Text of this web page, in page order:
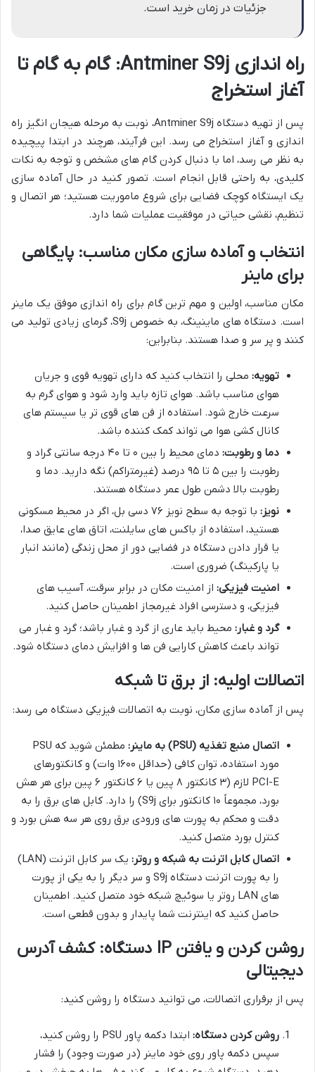
جزئیات در زمان خرید است.
راه اندازی Antminer S9j: گام به گام تا
آغاز استخراج
پس از تهیه دستگاه Antminer S9j، نوبت به مرحله هیجان انگیز راه
اندازی و آغاز استخراج می رسد. این فرآیند، هرچند در ابتدا پیچیده
به نظر می رسد، اما با دنبال کردن گام های مشخص و توجه به نکات
کلیدی، به راحتی قابل انجام است. تصور کنید در حال آماده سازی
یک ایستگاه کوچک فضایی برای شروع ماموریت هستید؛ هر اتصال و
تنظیم، نقشی حیاتی در موفقیت عملیات شما دارد.
انتخاب و آماده سازی مکان مناسب: پایگاهی
برای ماینر
مکان مناسب، اولین و مهم ترین گام برای راه اندازی موفق یک ماینر
است. دستگاه های ماینینگ، به خصوص S9j، گرمای زیادی تولید می
کنند و پر سر و صدا هستند. بنابراین:
تهویه: محلی را انتخاب کنید که دارای تهویه قوی و جریان
هوای مناسب باشد. هوای تازه باید وارد شود و هوای گرم به
سرعت خارج شود. استفاده از فن های قوی تر یا سیستم های
کانال کشی هوا می تواند کمک کننده باشد.
دما و رطوبت:
دمای محیط را بین ۰ تا ۴۰ درجه سانتی گراد و
رطوبت را بین ۵ تا ۹۵ درصد (غیرمتراکم) نگه دارید. دما و
رطوبت بالا دشمن طول عمر دستگاه هستند.
نویز:
با توجه به سطح نویز ۷۶ دسی بل، اگر در محیط مسکونی
هستید، استفاده از باکس های سایلنت، اتاق های عایق صدا،
یا قرار دادن دستگاه در فضایی دور از محل زندگی (مانند انبار
یا پارکینگ) ضروری است.
امنیت فیزیکی: از امنیت مکان در برابر سرقت، آسیب های
فیزیکی، و دسترسی افراد غیرمجاز اطمینان حاصل کنید.
گرد و غبار: محیط باید عاری از گرد و غبار باشد؛ گرد و غبار می
تواند باعث کاهش کارایی فن ها و افزایش دمای دستگاه شود.
اتصالات اولیه: از برق تا شبکه
پس از آماده سازی مکان، نوبت به اتصالات فیزیکی دستگاه می رسد:
اتصال منبع تغذیه (PSU) به ماینر:
مطمئن شوید که PSU
مورد استفاده، توان کافی (حداقل ۱۶۰۰ وات) و کانکتورهای
PCI-E لازم (۳ کانکتور ۸ پین یا ۶ کانکتور ۶ پین برای هر هش
بورد، مجموعاً ۱۰ کانکتور برای S9j) را دارد. کابل های برق را به
دقت و محکم به پورت های ورودی برق روی هر سه هش بورد و
کنترل بورد متصل کنید.
اتصال کابل اترنت به شبکه و روتر:
یک سر کابل اترنت (LAN)
را به پورت اترنت دستگاه S9j و سر دیگر را به یکی از پورت
های LAN روتر یا سوئیچ شبکه خود متصل کنید. اطمینان
حاصل کنید که اینترنت شما پایدار و بدون قطعی است.
روشن کردن و یافتن IP دستگاه: کشف آدرس
دیجیتالی
پس از برقراری اتصالات، می توانید دستگاه را روشن کنید:
روشن کردن دستگاه:
ابتدا دکمه پاور PSU را روشن کنید،
سپس دکمه پاور روی خود ماینر (در صورت وجود) را فشار